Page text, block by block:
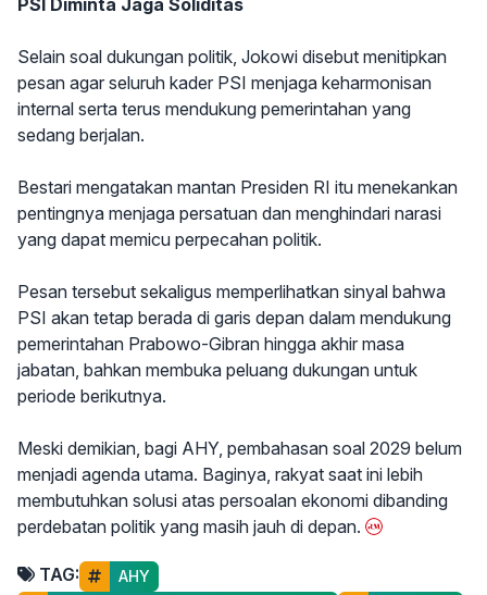
PSI Diminta Jaga Soliditas
Selain soal dukungan politik, Jokowi disebut menitipkan
pesan agar seluruh kader PSI menjaga keharmonisan
internal serta terus mendukung pemerintahan yang
sedang berjalan.
Bestari mengatakan mantan Presiden RI itu menekankan
pentingnya menjaga persatuan dan menghindari narasi
yang dapat memicu perpecahan politik.
Pesan tersebut sekaligus memperlihatkan sinyal bahwa
PSI akan tetap berada di garis depan dalam mendukung
pemerintahan Prabowo-Gibran hingga akhir masa
jabatan, bahkan membuka peluang dukungan untuk
periode berikutnya.
Meski demikian, bagi AHY, pembahasan soal 2029 belum
menjadi agenda utama. Baginya, rakyat saat ini lebih
membutuhkan solusi atas persoalan ekonomi dibanding
perdebatan politik yang masih jauh di depan.
TAG: AHY